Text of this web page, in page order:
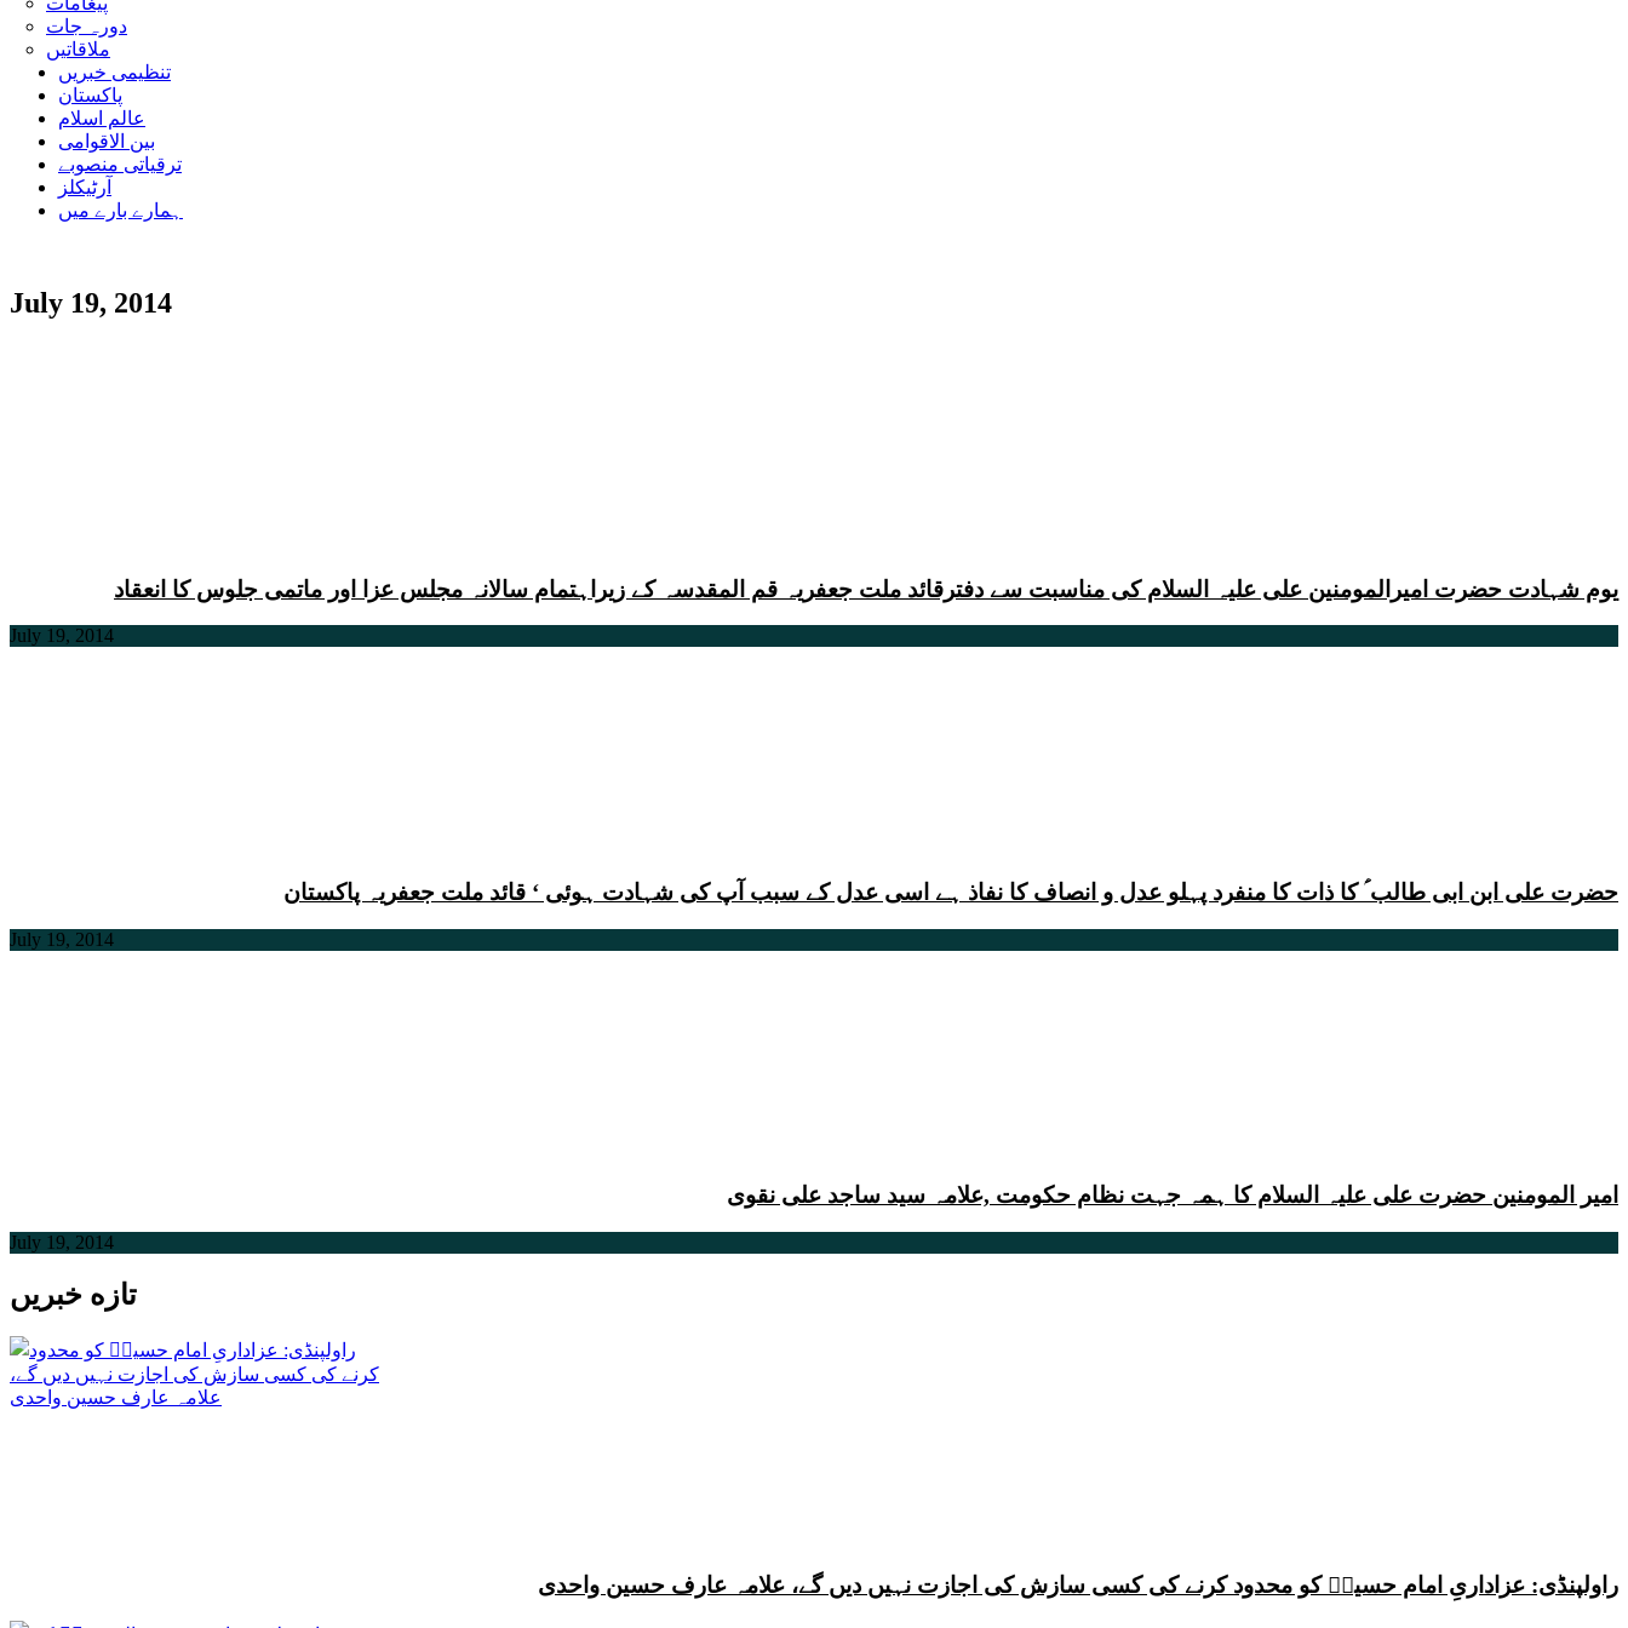
دورہ جات
ملاقاتیں
تنظیمی خبریں
پاکستان
عالم اسلام
بین الاقوامی
ترقیاتی منصوبے
آرٹیکلز
ہمارے بارے میں
July 19, 2014
یوم شہادت حضرت امیرالمومنین علی علیہ السلام کی مناسبت سے دفترقائد ملت جعفریہ قم المقدسہ کے زیراہتمام سالانہ مجلس عزا اور ماتمی جلوس کا انعقاد
July 19, 2014
حضرت علی ابن ابی طالب ؑ کا ذات کا منفرد پہلو عدل و انصاف کا نفاذ ہے اسی عدل کے سبب آپ کی شہادت ہوئی ‘ قائد ملت جعفریہ پاکستان
July 19, 2014
امیر المومنین حضرت علی علیہ السلام کا ہمہ جہت نظام حکومت ,علامہ سید ساجد علی نقوی
July 19, 2014
تازه خبریں
راولپنڈی: عزاداریِ امام حسینؑ کو محدود کرنے کی کسی سازش کی اجازت نہیں دیں گے، علامہ عارف حسین واحدی